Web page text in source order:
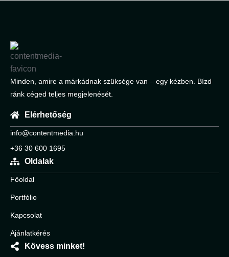
Minden, amire a márkádnak szüksége van – egy kézben. Bízd
ránk céged teljes megjelenését.
Elérhetőség
info@contentmedia.hu
+36 30 600 1695
Oldalak
Főoldal
Portfólio
Kapcsolat
Ajánlatkérés
Kövess minket!